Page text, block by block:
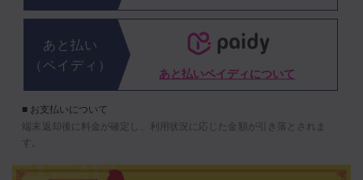
あと払い
（ペイディ）
あと払いペイディについて
■ お支払いについて
端末返却後に料金が確定し、利用状況に応じた金額が引き落とされま
す。